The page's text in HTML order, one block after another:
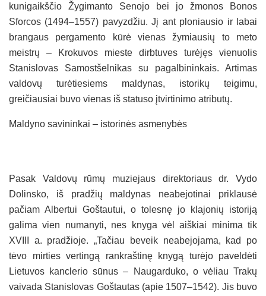
kunigaikščio Žygimanto Senojo bei jo žmonos Bonos
Sforcos (1494–1557) pavyzdžiu. Jį ant ploniausio ir labai
brangaus pergamento kūrė vienas žymiausių to meto
meistrų – Krokuvos mieste dirbtuves turėjęs vienuolis
Stanislovas Samostšelnikas su pagalbininkais. Artimas
valdovų turėtiesiems maldynas, istorikų teigimu,
greičiausiai buvo vienas iš statuso įtvirtinimo atributų.
Maldyno savininkai – istorinės asmenybės
Pasak Valdovų rūmų muziejaus direktoriaus dr. Vydo
Dolinsko, iš pradžių maldynas neabejotinai priklausė
pačiam Albertui Goštautui, o tolesnę jo klajonių istoriją
galima vien numanyti, nes knyga vėl aiškiai minima tik
XVIII a. pradžioje. „Tačiau beveik neabejojama, kad po
tėvo mirties vertingą rankraštinę knygą turėjo paveldėti
Lietuvos kanclerio sūnus – Naugarduko, o vėliau Trakų
vaivada Stanislovas Goštautas (apie 1507–1542). Jis buvo